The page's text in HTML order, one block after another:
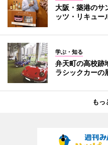
大阪・築港の
ッツ・リキュー
学ぶ・知る
弁天町の高校
ラシックカーの
もっ